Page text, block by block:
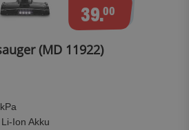
39.00
(MD 11922)
Ion Akku